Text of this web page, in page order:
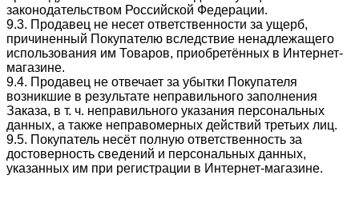
законодательством Российской Федерации.
9.3. Продавец не несет ответственности за ущерб,
причиненный Покупателю вследствие ненадлежащего
использования им Товаров, приобретённых в Интернет-
магазине.
9.4. Продавец не отвечает за убытки Покупателя
возникшие в результате неправильного заполнения
Заказа, в т. ч. неправильного указания персональных
данных, а также неправомерных действий третьих лиц.
9.5. Покупатель несёт полную ответственность за
достоверность сведений и персональных данных,
указанных им при регистрации в Интернет-магазине.